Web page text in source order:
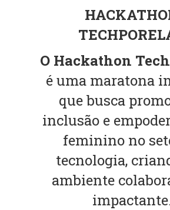
O Hackathon
é uma maratona
que busca
inclusão e
feminino no
tecnologia,
ambiente